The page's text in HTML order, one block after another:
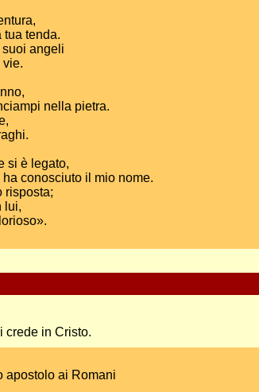
tua tenda.
angeli
vie.
nella pietra.
si è legato,
conosciuto il mio nome.
risposta;
lui,
crede in Cristo.
apostolo ai Romani